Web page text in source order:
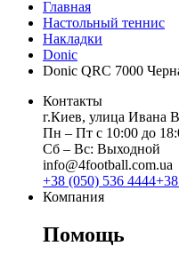
Главная
Настольный теннис
Накладки
Donic
Donic QRC 7000
Контакты
г.Киев, улица Ивана
Пн ‒ Пт с 10:00 до
Сб ‒ Вс: Выходной
info@4football.com.ua
+38 (050) 536 4444
Компания
Помощь